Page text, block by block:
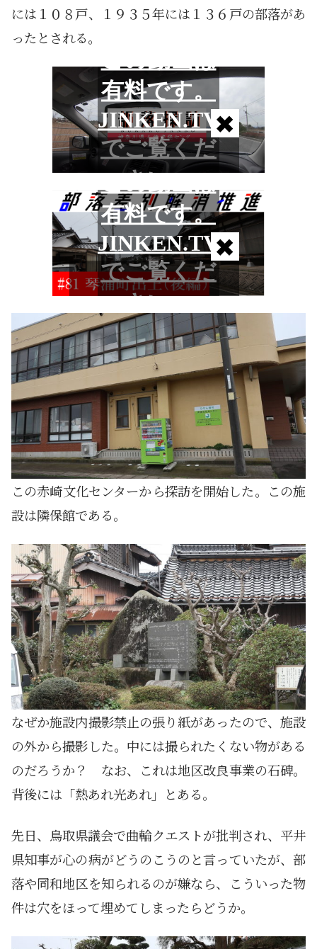
には１０８戸、１９３５年には１３６戸の部落があ
ったとされる。
この赤崎文化センターから探訪を開始した。この施
設は隣保館である。
なぜか施設内撮影禁止の張り紙があったので、施設
の外から撮影した。中には撮られたくない物がある
のだろうか？ なお、これは地区改良事業の石碑。
背後には「熱あれ光あれ」とある。
先日、鳥取県議会で曲輪クエストが批判され、平井
県知事が心の病がどうのこうのと言っていたが、部
落や同和地区を知られるのが嫌なら、こういった物
件は穴をほって埋めてしまったらどうか。